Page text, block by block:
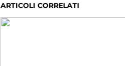
ARTICOLI CORRELATI